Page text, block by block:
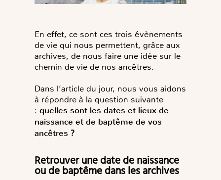
En effet, ce sont ces trois évènements
de vie qui nous permettent, grâce aux
archives, de nous faire une idée sur le
chemin de vie de nos ancêtres.
Dans l’article du jour, nous vous aidons
à répondre à la question suivante
: quelles sont les dates et lieux de
naissance et de baptême de vos
ancêtres ?
Retrouver une date de naissance
ou de baptême dans les archives